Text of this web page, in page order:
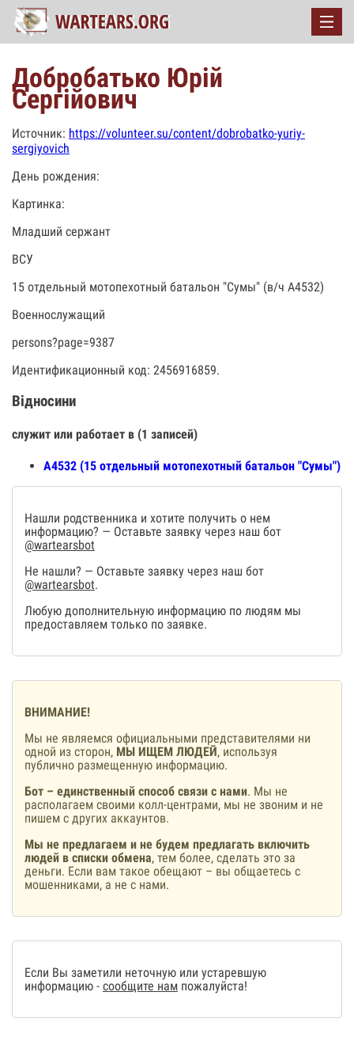
Добробатько Юрій
Сергійович
Источник: https://volunteer.su/content/dobrobatko-yuriy-
sergiyovich
День рождения:
Картинка:
Младший сержант
ВСУ
15 отдельный мотопехотный батальон "Сумы" (в/ч А4532)
Военнослужащий
persons?page=9387
Идентификационный код: 2456916859.
Відносини
служит или работает в (1 записей)
А4532 (15 отдельный мотопехотный батальон "Сумы")
Нашли родственника и хотите получить о нем
информацию? — Оставьте заявку через наш бот
@wartearsbot
Не нашли? — Оставьте заявку через наш бот
@wartearsbot.
Любую дополнительную информацию по людям мы
предоставляем только по заявке.
ВНИМАНИЕ!
Мы не являемся официальными представителями ни
одной из сторон, МЫ ИЩЕМ ЛЮДЕЙ, используя
публично размещенную информацию.
Бот – единственный способ связи с нами. Мы не
располагаем своими колл-центрами, мы не звоним и не
пишем с других аккаунтов.
Мы не предлагаем и не будем предлагать включить
людей в списки обмена, тем более, сделать это за
деньги. Если вам такое обещают – вы общаетесь с
мошенниками, а не с нами.
Если Вы заметили неточную или устаревшую
информацию - сообщите нам пожалуйста!